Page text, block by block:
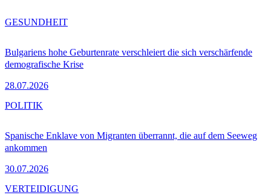
Bulgariens hohe Geburtenrate verschleiert die sich verschärfende
demografische Krise
28.07.2026
GESUNDHEIT
Spanische Enklave von Migranten überrannt, die auf dem Seeweg
ankommen
30.07.2026
POLITIK
VERTEIDIGUNG